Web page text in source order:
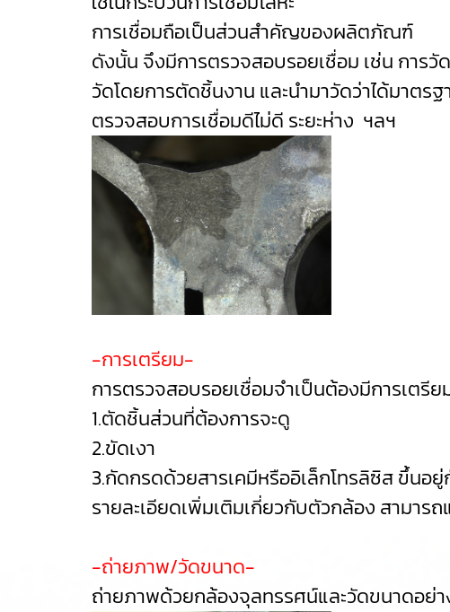
การเชื่อมถือเป็นส่วนสำคัญของผลิตภัณฑ์
ดังนั้น จึงมีการตรวจสอบรอยเชื่อม เช่น การวั
วัดโดยการตัดชิ้นงาน และนำมาวัดว่าได้มาตร
ตรวจสอบการเชื่อมดีไม่ดี ระยะห่าง ฯลฯ
-การเตรียม-
การตรวจสอบรอยเชื่อมจำเป็นต้องมีการเตรี
1.ตัดชิ้นส่วนที่ต้องการจะดู
2.ขัดเงา
3.กัดกรดด้วยสารเคมีหรืออิเล็กโทรลิซิส ขึ้นอ
รายละเอียดเพิ่มเติมเกี่ยวกับตัวกล้อง สามารถ
-ถ่ายภาพ/วัดขนาด-
ถ่ายภาพด้วยกล้องจุลทรรศน์และวัดขนาดอย่า